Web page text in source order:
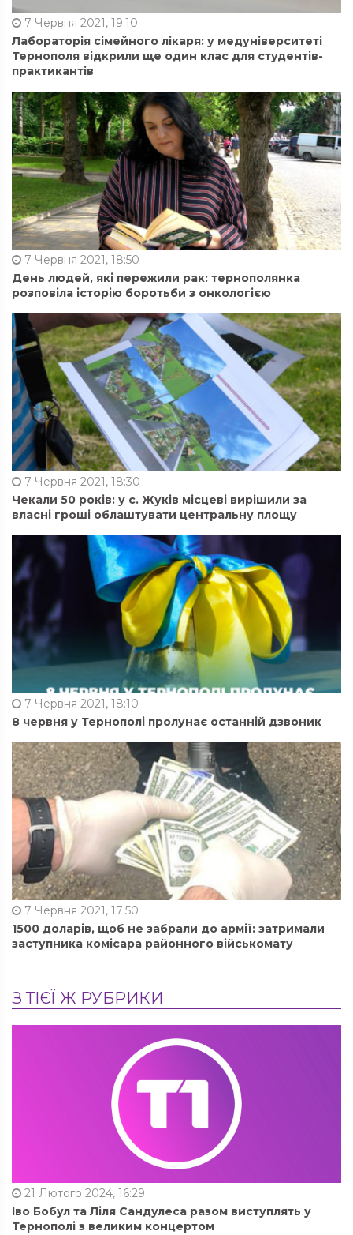
7 Червня 2021, 19:10
Лабораторія сімейного лікаря: у медуніверситеті
Тернополя відкрили ще один клас для студентів-
практикантів
7 Червня 2021, 18:50
День людей, які пережили рак: тернополянка
розповіла історію боротьби з онкологією
7 Червня 2021, 18:30
Чекали 50 років: у с. Жуків місцеві вирішили за
власні гроші облаштувати центральну площу
7 Червня 2021, 18:10
8 червня у Тернополі пролунає останній дзвоник
7 Червня 2021, 17:50
1500 доларів, щоб не забрали до армії: затримали
заступника комісара районного військомату
З ТІЄЇ Ж РУБРИКИ
21 Лютого 2024, 16:29
Іво Бобул та Ліля Сандулеса разом виступлять у
Тернополі з великим концертом